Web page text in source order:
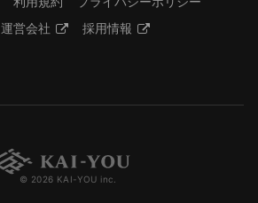
運営会社 採用情報
© 2026 KAI-YOU inc.